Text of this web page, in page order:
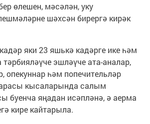
өлешен, мәсәлән, уку
шәхсән бирергә кирәк
яки 23 яшькә кадәрге ике һәм
тәрбияләүче эшләүче ата-аналар,
опекуннар һәм попечительләр
кысаларында салым
буенча яңадан исәпләнә, ә аерма
кире кайтарыла.